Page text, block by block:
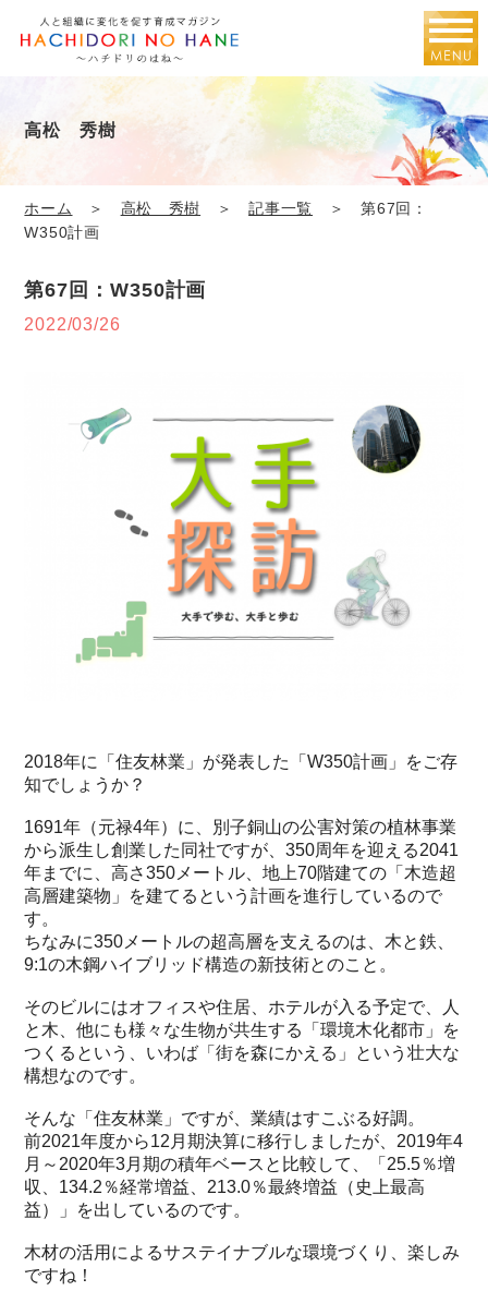
高松 秀樹
ホーム ＞ 高松 秀樹 ＞記事一覧 ＞ 第67回：
W350計画
第67回：W350計画
2022/03/26
2018年に「住友林業」が発表した「W350計画」をご存
知でしょうか？
1691年（元禄4年）に、別子銅山の公害対策の植林事業
から派生し創業した同社ですが、350周年を迎える2041
年までに、高さ350メートル、地上70階建ての「木造超
高層建築物」を建てるという計画を進行しているので
す。
ちなみに350メートルの超高層を支えるのは、木と鉄、
9:1の木鋼ハイブリッド構造の新技術とのこと。
そのビルにはオフィスや住居、ホテルが入る予定で、人
と木、他にも様々な生物が共生する「環境木化都市」を
つくるという、いわば「街を森にかえる」という壮大な
構想なのです。
そんな「住友林業」ですが、業績はすこぶる好調。
前2021年度から12月期決算に移行しましたが、2019年4
月～2020年3月期の積年ベースと比較して、「25.5％増
収、134.2％経常増益、213.0％最終増益（史上最高
益）」を出しているのです。
木材の活用によるサステイナブルな環境づくり、楽しみ
ですね！